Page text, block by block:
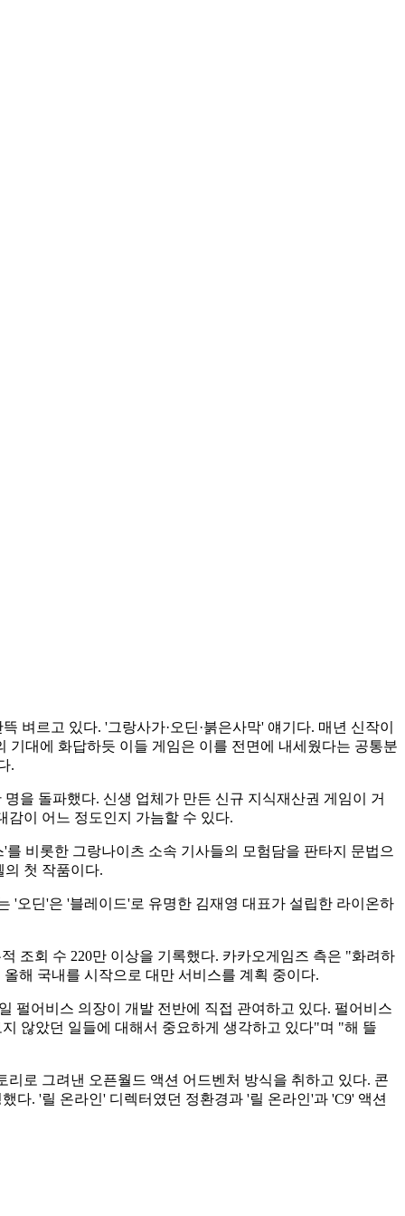
벼르고 있다. '그랑사가·오딘·붉은사막' 얘기다. 매년 신작이
대에 화답하듯 이들 게임은 이를 전면에 내세웠다는 공통분
.
을 돌파했다. 신생 업체가 만든 신규 지식재산권 게임이 거
감이 어느 정도인지 가늠할 수 있다.
비롯한 그랑나이츠 소속 기사들의 모험담을 판타지 문법으
첫 작품이다.
'오딘'은 '블레이드'로 유명한 김재영 대표가 설립한 라이온하
조회 수 220만 이상을 기록했다. 카카오게임즈 측은 "화려하
해 국내를 시작으로 대만 서비스를 계획 중이다.
펄어비스 의장이 개발 전반에 직접 관여하고 있다. 펄어비스
않았던 일들에 대해서 중요하게 생각하고 있다"며 "해 뜰
로 그려낸 오픈월드 액션 어드벤처 방식을 취하고 있다. 콘
다. '릴 온라인' 디렉터였던 정환경과 '릴 온라인'과 'C9' 액션